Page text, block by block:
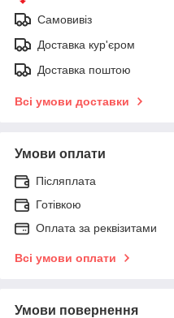
Самовивіз
Доставка кур'єром
Доставка поштою
Всі умови доставки
Умови оплати
Післяплата
Готівкою
Оплата за реквізитами
Всі умови оплати
Умови повернення